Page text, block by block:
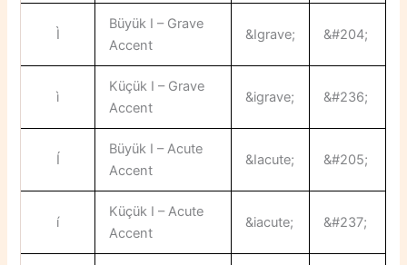
Ì
Büyük I – Grave
Accent
&Igrave; &#204;
ì
Küçük I – Grave
Accent
&igrave; &#236;
Í
Büyük I – Acute
Accent
&Iacute; &#205;
í
Küçük I – Acute
Accent
&iacute; &#237;